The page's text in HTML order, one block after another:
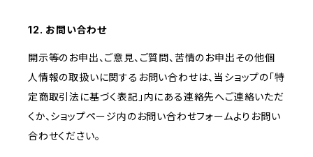
12. お問い合わせ
開示等のお申出、ご意見、ご質問、苦情のお申出その他個
人情報の取扱いに関するお問い合わせは、当ショップの「特
定商取引法に基づく表記」内にある連絡先へご連絡いただ
くか、ショップページ内のお問い合わせフォームよりお問い
合わせください。